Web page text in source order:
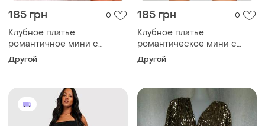
185 грн 0
Клубное платье
романтичное мини с
нарукавниками однотонное
черное xs-l
Другой
185 грн 0
Клубное платье
романтическое мини с
нарукавниками однотонное
красное xs-l
Другой